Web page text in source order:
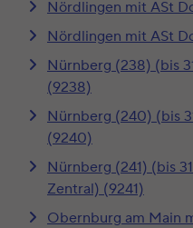
Nördlingen mit ASt
Nördlingen mit ASt
Nürnberg (238) (bis
(9238)
Nürnberg (240) (bis
(9240)
Nürnberg (241) (bis
Zentral) (9241)
Obernburg am Main